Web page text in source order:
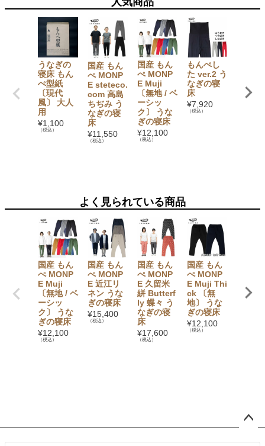
うなぎの
寝床 もん
ぺ型紙
〔現代
風〕 大人
用
¥1,100
（税込）
国産 もん
ぺ MONP
E steteco.
com 高島
ちぢみ う
なぎの寝
床
¥11,550
（税込）
国産 もん
ぺ MONP
E Muji
〔無地 / ベ
ーシッ
ク〕 うな
ぎの寝床
¥12,100
（税込）
もんぺし
た ver.2 う
なぎの寝
床
¥7,920
（税込）
クリエ
よく見られている商品
国産 もん
ぺ MONP
E Muji
〔無地 / ベ
ーシッ
ク〕 うな
ぎの寝床
¥12,100
（税込）
国産 もん
ぺ MONP
E 近江リ
ネン うな
ぎの寝床
¥15,400
（税込）
国産 もん
ぺ MONP
E 久留米
絣 Butterf
ly 蝶々 う
なぎの寝
床
¥17,600
（税込）
国産 もん
ぺ MONP
E Muji Thi
ck 〔無
地〕 うな
ぎの寝床
¥12,100
（税込）
ype 〔
ジト